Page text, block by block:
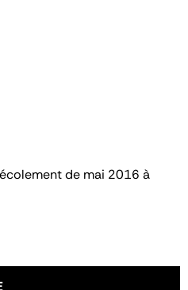
de mai 2016 à